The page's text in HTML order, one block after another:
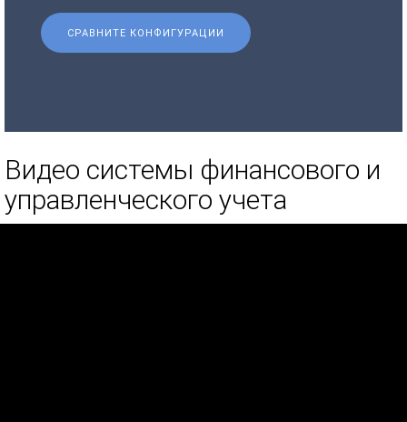
СРАВНИТЕ КОНФИГУРАЦИИ
Видео системы финансового и
управленческого учета